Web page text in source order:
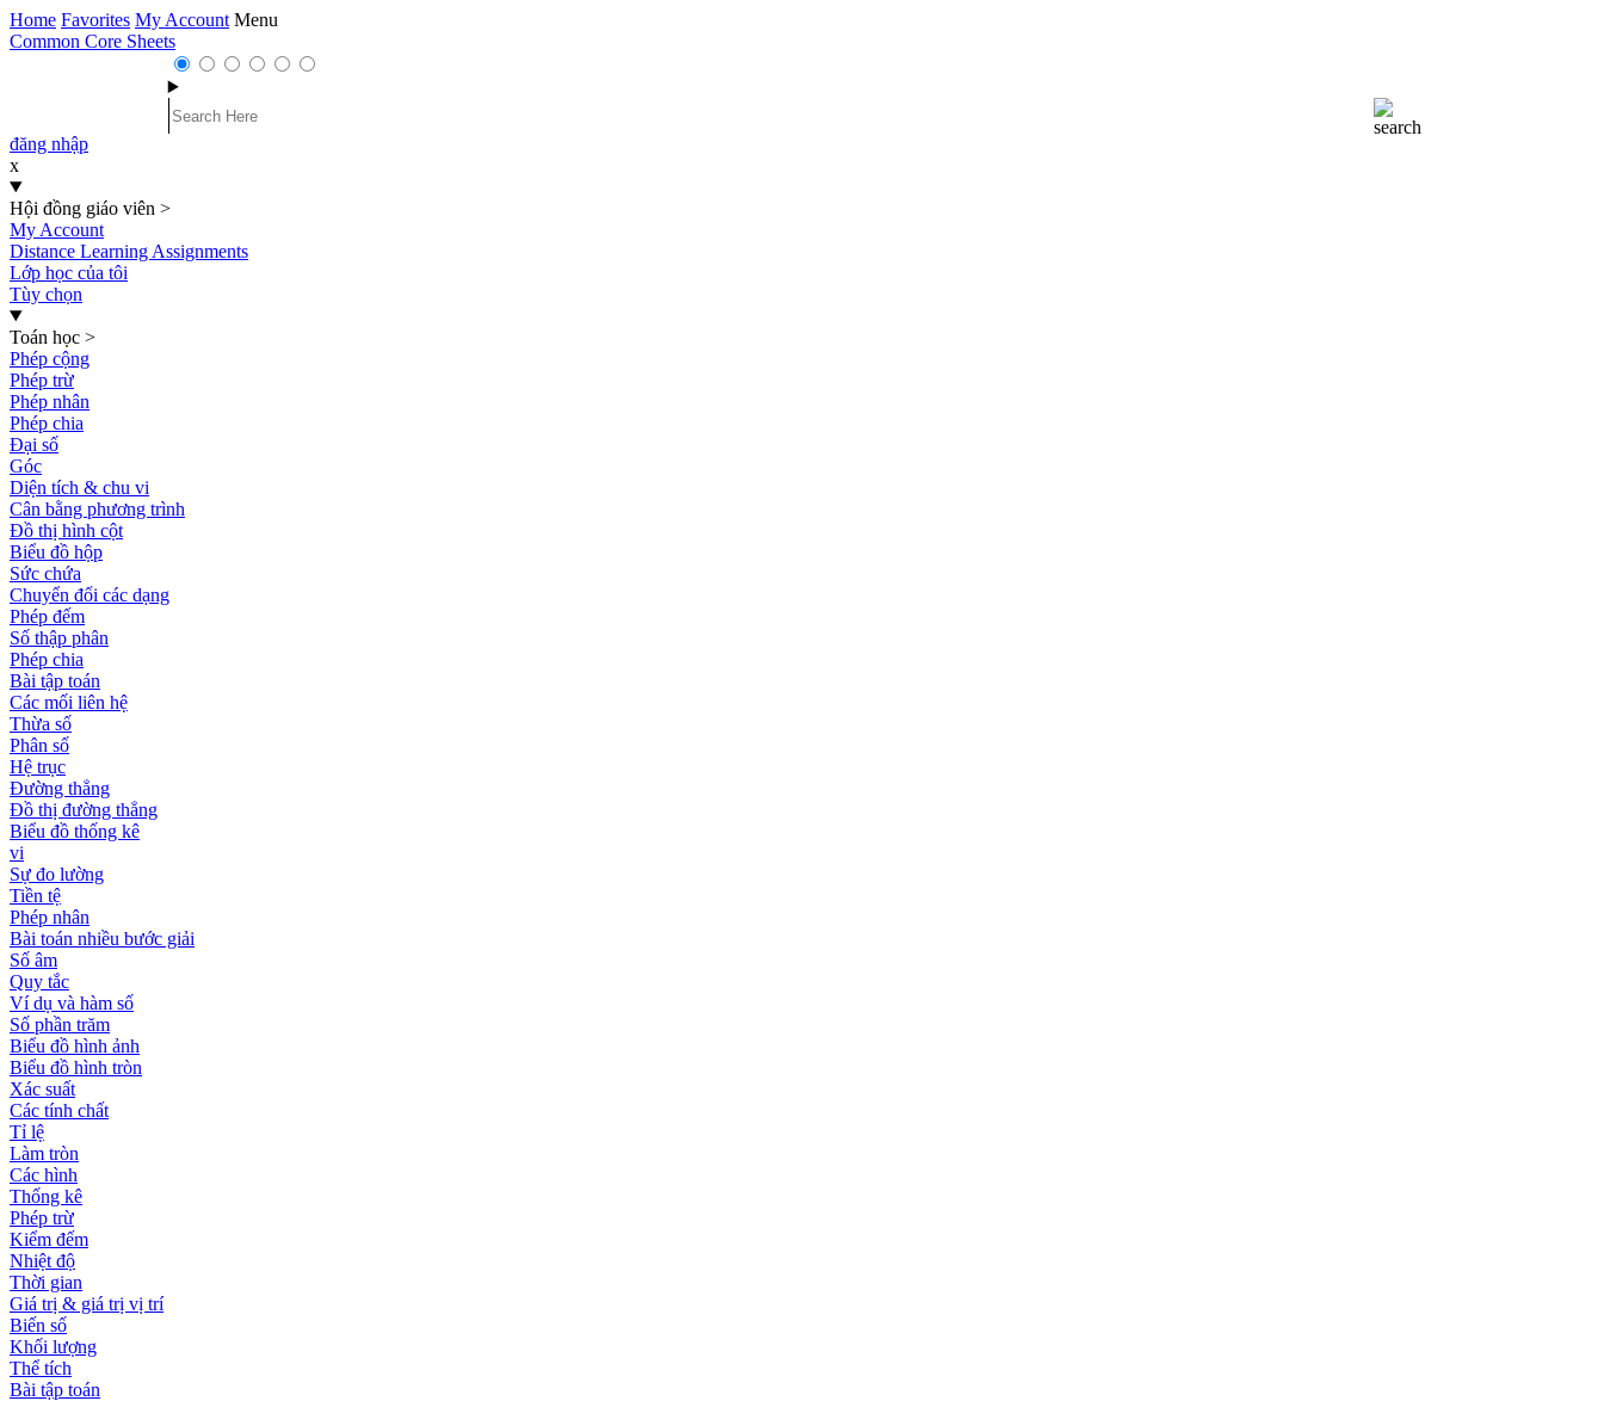
Home Favorites My Account Menu
Common Core Sheets
đăng nhập
x
Hội đồng giáo viên >
My Account
Distance Learning Assignments
Lớp học của tôi
Tùy chọn
Toán học >
Phép cộng
Phép trừ
Phép nhân
Phép chia
Đại số
Góc
Diện tích & chu vi
Cân bằng phương trình
Đồ thị hình cột
Biểu đồ hộp
Sức chứa
Chuyển đổi các dạng
Phép đếm
Số thập phân
Phép chia
Bài tập toán
Các mối liên hệ
Thừa số
Phân số
Hệ trục
Đường thẳng
Đồ thị đường thẳng
Biểu đồ thống kê
vi
Sự đo lường
Tiền tệ
Phép nhân
Bài toán nhiều bước giải
Số âm
Quy tắc
Ví dụ và hàm số
Số phần trăm
Biểu đồ hình ảnh
Biểu đồ hình tròn
Xác suất
Các tính chất
Tỉ lệ
Làm tròn
Các hình
Thống kê
Phép trừ
Kiểm đếm
Nhiệt độ
Thời gian
Giá trị & giá trị vị trí
Biến số
Khối lượng
Thể tích
Bài tập toán